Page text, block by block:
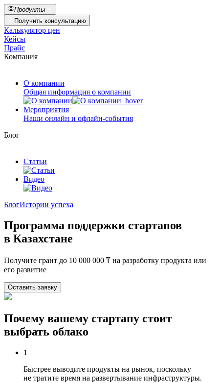
Продукты
Получить консультацию
Калькулятор цен
Кейсы
Прайс
Компания
О компании
Общая информация о компании
Мероприятия
Наши онлайн и офлайн-события
Блог
Статьи
Видео
БлогИстории успеха
Программа поддержки стартапов
в Казахстане
Получите грант до 10 000 000 ₸ на разработку продукта или
его развитие
Оставить заявку
Почему вашему стартапу стоит
выбрать облако
1
Быстрее выводите продукты на рынок, поскольку
не тратите время на развертывание инфраструктуры.